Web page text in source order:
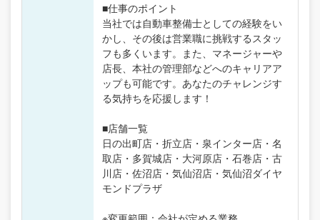
■仕事のポイント
当社では自動車整備士としての経験をい
かし、その後は営業職に挑戦するスタッ
フも多くいます。また、マネージャーや
店長、本社の管理部などへのキャリアア
ップも可能です。あなたのチャレンジす
る気持ちを応援します！
■店舗一覧
日の出町店・折立店・泉インター店・名
取店・多賀城店・大河原店・石巻店・古
川店・佐沼店・気仙沼店・気仙沼ダイヤ
モンドプラザ